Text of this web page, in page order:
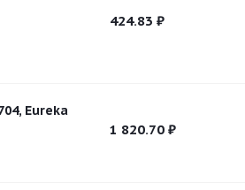
424.83 ₽
Eureka
1 820.70 ₽